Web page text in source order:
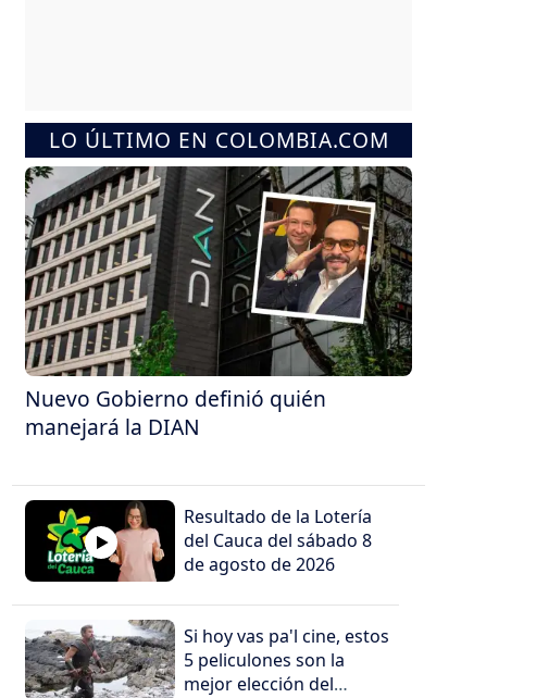
LO ÚLTIMO EN COLOMBIA.COM
Nuevo Gobierno definió quién
manejará la DIAN
Resultado de la Lotería
del Cauca del sábado 8
de agosto de 2026
Si hoy vas pa'l cine, estos
5 peliculones son la
mejor elección del